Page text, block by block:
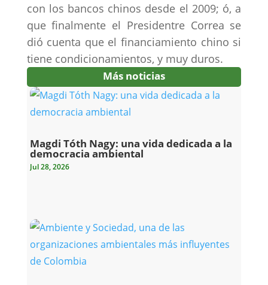
con los bancos chinos desde el 2009; ó, a
que finalmente el Presidentre Correa se
dió cuenta que el financiamiento chino si
tiene condicionamientos, y muy duros.
Más noticias
Magdi Tóth Nagy: una vida dedicada a la
democracia ambiental
Jul 28, 2026